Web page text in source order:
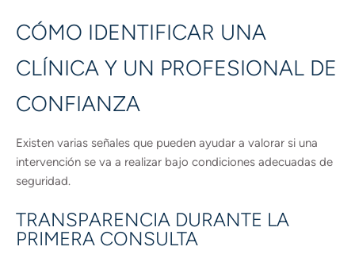
CÓMO IDENTIFICAR UNA
CLÍNICA Y UN PROFESIONAL DE
CONFIANZA
Existen varias señales que pueden ayudar a valorar si una
intervención se va a realizar bajo condiciones adecuadas de
seguridad.
TRANSPARENCIA DURANTE LA
PRIMERA CONSULTA